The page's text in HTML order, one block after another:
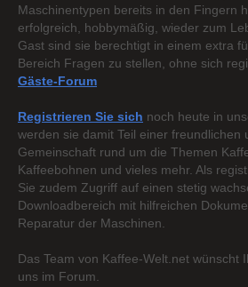
Maschinentypen bereits in den Fingern
erfolgreich, hobbymäßig, wieder zum
Gast sind sie berechtigt in einem extra
Bereich Fragen zu stellen, ohne sich
Gäste-Forum
Registrieren Sie sich noch heute in
werden sie damit Teil einer freundlichen
Gemeinschaft rund um die Themen
Kaffeebohnen und vieles mehr. Als
Sie zudem Zugriff auf einen stetig
Downloadbereich mit hilfreichen
Reparatur der Maschinen.
Das Team von Kaffee-Welt.net wünscht
uns im Forum.